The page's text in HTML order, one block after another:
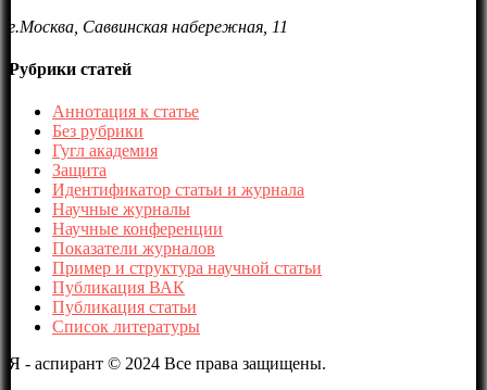
г.Москва, Саввинская набережная, 11
Рубрики статей
Аннотация к статье
Без рубрики
Гугл академия
Защита
Идентификатор статьи и журнала
Научные журналы
Научные конференции
Показатели журналов
Пример и структура научной статьи
Публикация ВАК
Публикация статьи
Список литературы
Я - аспирант © 2024 Все права защищены.